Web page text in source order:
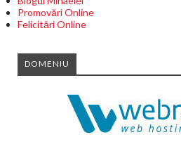
Promovări Online
Felicitări Online
DOMENIU